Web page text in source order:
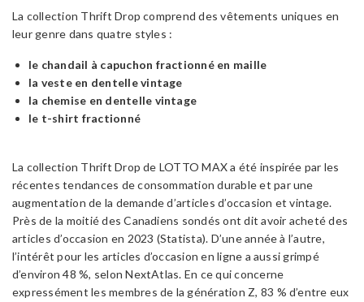
La collection Thrift Drop comprend des vêtements uniques en
leur genre dans quatre styles :
le chandail à capuchon fractionné en maille
la veste en dentelle vintage
la chemise en dentelle vintage
le t-shirt fractionné
La collection Thrift Drop de LOTTO MAX a été inspirée par les
récentes tendances de consommation durable et par une
augmentation de la demande d’articles d’occasion et vintage.
Près de la moitié des Canadiens sondés ont dit avoir acheté des
articles d’occasion en 2023 (Statista). D’une année à l’autre,
l’intérêt pour les articles d’occasion en ligne a aussi grimpé
d’environ 48 %, selon NextAtlas. En ce qui concerne
expressément les membres de la génération Z, 83 % d’entre eux